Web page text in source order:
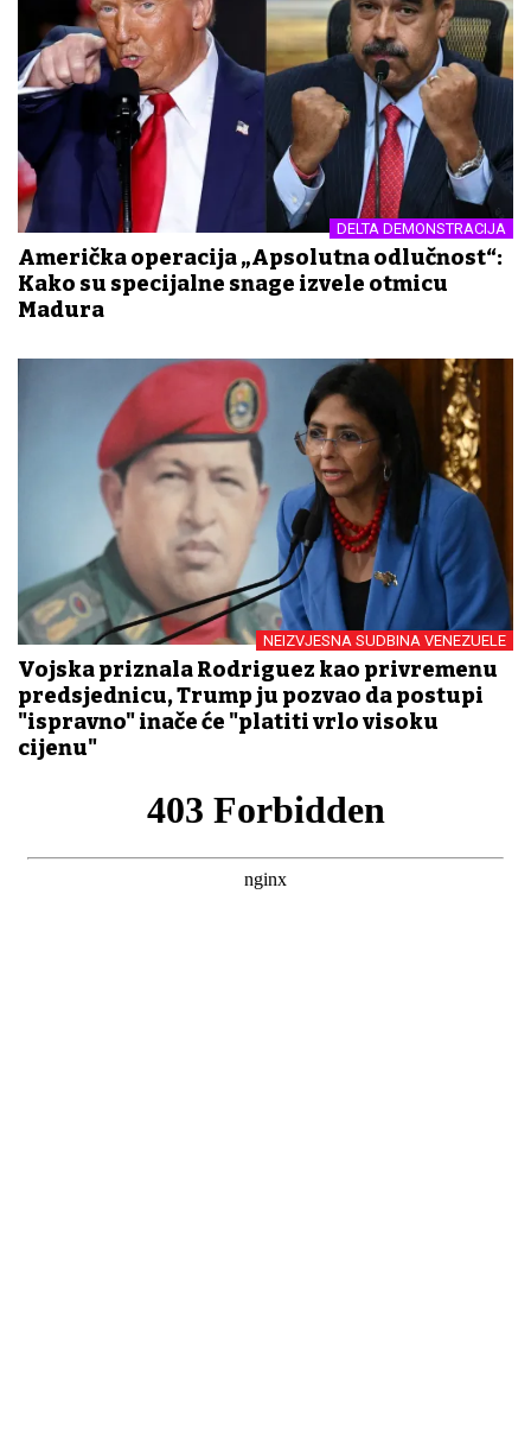
DELTA DEMONSTRACIJA
Američka operacija „Apsolutna odlučnost“:
Kako su specijalne snage izvele otmicu
Madura
NEIZVJESNA SUDBINA VENEZUELE
Vojska priznala Rodriguez kao privremenu
predsjednicu, Trump ju pozvao da postupi
"ispravno" inače će "platiti vrlo visoku
cijenu"